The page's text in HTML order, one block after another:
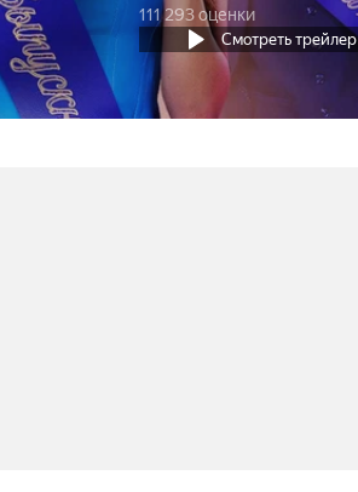
111 293 оценки
Смотреть трейлер